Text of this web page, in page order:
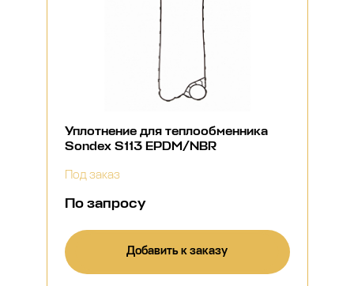
Уплотнение для теплообменника
Sondex S113 EPDM/NBR
Под заказ
По запросу
Добавить к заказу